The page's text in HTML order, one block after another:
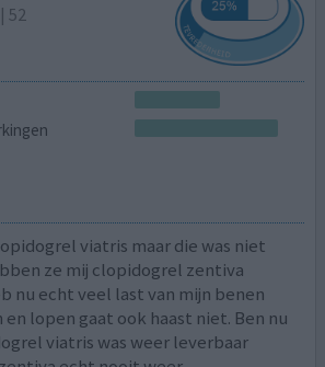
52
viatris maar die was niet
ze mij clopidogrel zentiva
nu echt veel last van mijn benen
lopen gaat ook haast niet. Ben nu
viatris was weer leverbaar